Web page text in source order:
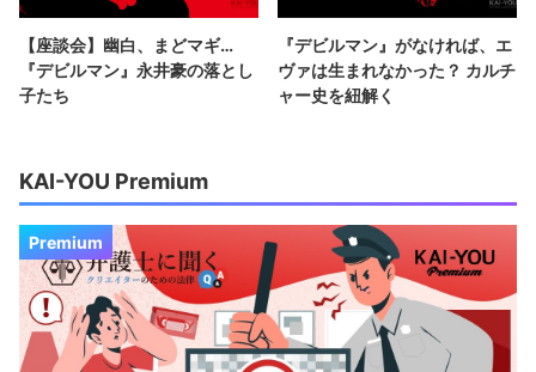
【座談会】幽白、まどマギ…
『デビルマン』永井豪の落とし
子たち
『デビルマン』がなければ、エ
ヴァは生まれなかった？ カルチ
ャー史を紐解く
KAI-YOU Premium
Premium